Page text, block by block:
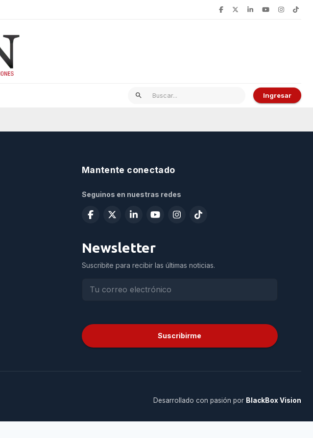
Ingresar
Mantente conectado
Seguinos en nuestras redes
Newsletter
Suscribite para recibir las últimas noticias.
Suscribirme
Desarrollado con pasión por BlackBox Vision